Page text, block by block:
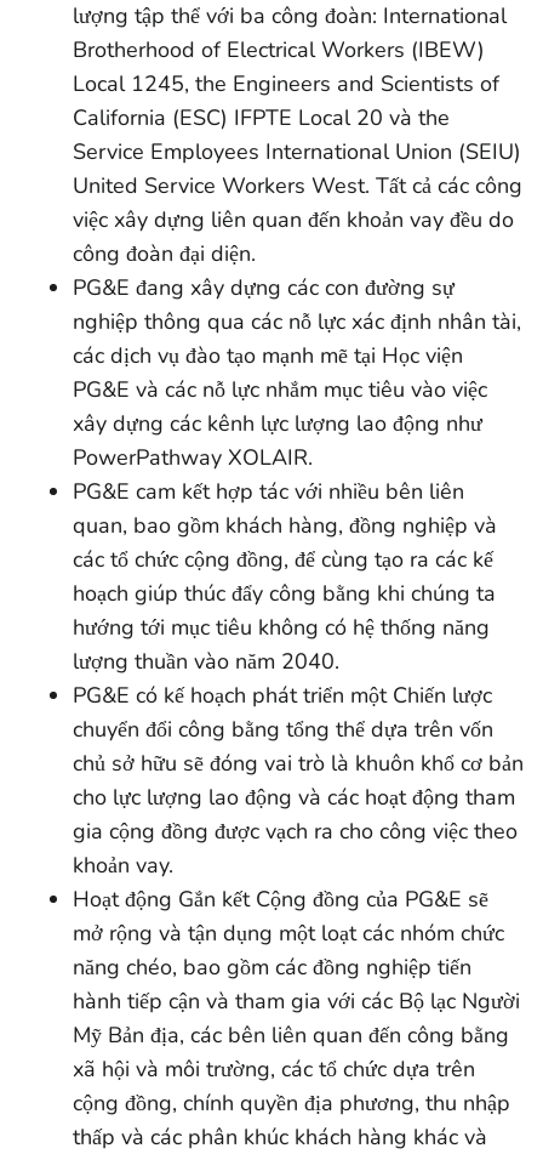
lượng tập thể với ba công đoàn: International
Brotherhood of Electrical Workers (IBEW)
Local 1245, the Engineers and Scientists of
California (ESC) IFPTE Local 20 và the
Service Employees International Union (SEIU)
United Service Workers West. Tất cả các công
việc xây dựng liên quan đến khoản vay đều do
công đoàn đại diện.
PG&E đang xây dựng các con đường sự
nghiệp thông qua các nỗ lực xác định nhân tài,
các dịch vụ đào tạo mạnh mẽ tại Học viện
PG&E và các nỗ lực nhắm mục tiêu vào việc
xây dựng các kênh lực lượng lao động như
PowerPathway XOLAIR.
PG&E cam kết hợp tác với nhiều bên liên
quan, bao gồm khách hàng, đồng nghiệp và
các tổ chức cộng đồng, để cùng tạo ra các kế
hoạch giúp thúc đẩy công bằng khi chúng ta
hướng tới mục tiêu không có hệ thống năng
lượng thuần vào năm 2040.
PG&E có kế hoạch phát triển một Chiến lược
chuyển đổi công bằng tổng thể dựa trên vốn
chủ sở hữu sẽ đóng vai trò là khuôn khổ cơ bản
cho lực lượng lao động và các hoạt động tham
gia cộng đồng được vạch ra cho công việc theo
khoản vay.
Hoạt động Gắn kết Cộng đồng của PG&E sẽ
mở rộng và tận dụng một loạt các nhóm chức
năng chéo, bao gồm các đồng nghiệp tiến
hành tiếp cận và tham gia với các Bộ lạc Người
Mỹ Bản địa, các bên liên quan đến công bằng
xã hội và môi trường, các tổ chức dựa trên
cộng đồng, chính quyền địa phương, thu nhập
thấp và các phân khúc khách hàng khác và